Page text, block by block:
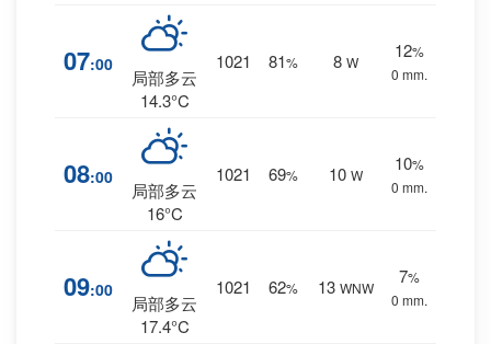
07:00
局部多云
14.3°C
1021 81% 8 W
12%
0 mm.
08:00
局部多云
16°C
1021 69% 10 W
10%
0 mm.
09:00
局部多云
17.4°C
1021 62% 13 WNW
7%
0 mm.